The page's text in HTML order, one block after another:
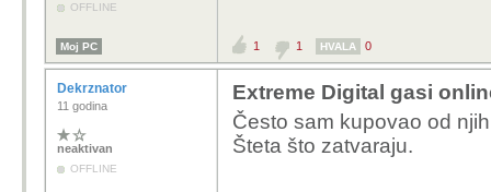
OFFLINE
Moj PC 1 1 HVALA 0
Dekrznator
11 godina
neaktivan
OFFLINE
Extreme Digital gasi
Često sam kupovao od
Šteta što zatvaraju.